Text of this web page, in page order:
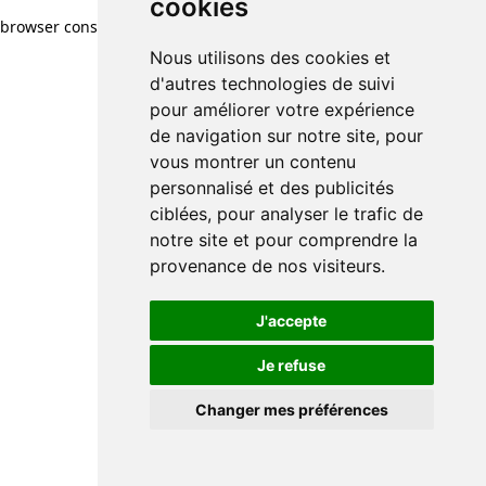
cookies
Nous utilisons des cookies et
d'autres technologies de suivi
pour améliorer votre expérience
de navigation sur notre site, pour
vous montrer un contenu
personnalisé et des publicités
ciblées, pour analyser le trafic de
notre site et pour comprendre la
provenance de nos visiteurs.
J'accepte
Je refuse
Changer mes préférences
browser console for more information)